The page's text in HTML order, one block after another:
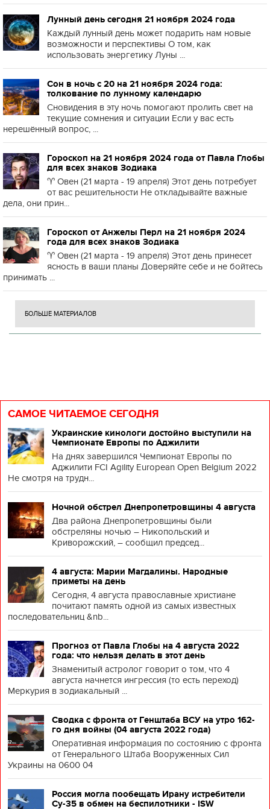
Лунный день сегодня 21 ноября 2024 года
Каждый лунный день может подарить нам новые
возможности и перспективы О том, как
использовать энергетику Луны ...
Сон в ночь с 20 на 21 ноября 2024 года:
толкование по лунному календарю
Сновидения в эту ночь помогают пролить свет на
текущие сомнения и ситуации Если у вас есть
нерешённый вопрос, ...
Гороскоп на 21 ноября 2024 года от Павла Глобы
для всех знаков Зодиака
♈️ Овен (21 марта - 19 апреля) Этот день потребует
от вас решительности Не откладывайте важные
дела, они прин...
Гороскоп от Анжелы Перл на 21 ноября 2024
года для всех знаков Зодиака
♈️ Овен (21 марта - 19 апреля) Этот день принесет
ясность в ваши планы Доверяйте себе и не бойтесь
принимать ...
БОЛЬШЕ МАТЕРИАЛОВ
САМОЕ ЧИТАЕМОЕ СЕГОДНЯ
Украинские кинологи достойно выступили на
Чемпионате Европы по Аджилити
На днях завершился Чемпионат Европы по
Аджилити FCI Agility European Open Belgium 2022
Не смотря на трудн...
Ночной обстрел Днепропетровщины 4 августа
Два района Днепропетровщины были
обстреляны ночью – Никопольский и
Криворожский, – сообщил председ...
4 августа: Марии Магдалины. Народные
приметы на день
Сегодня, 4 августа православные христиане
почитают память одной из самых известных
последовательниц &nb...
Прогноз от Павла Глобы на 4 августа 2022
года: что нельзя делать в этот день
Знаменитый астролог говорит о том, что 4
августа начнется ингрессия (то есть переход)
Меркурия в зодиакальный ...
Сводка с фронта от Генштаба ВСУ на утро 162-
го дня войны (04 августа 2022 года)
Оперативная информация по состоянию с фронта
от Генерального Штаба Вооруженных Сил
Украины на 0600 04
Россия могла пообещать Ирану истребители
Су-35 в обмен на беспилотники - ISW